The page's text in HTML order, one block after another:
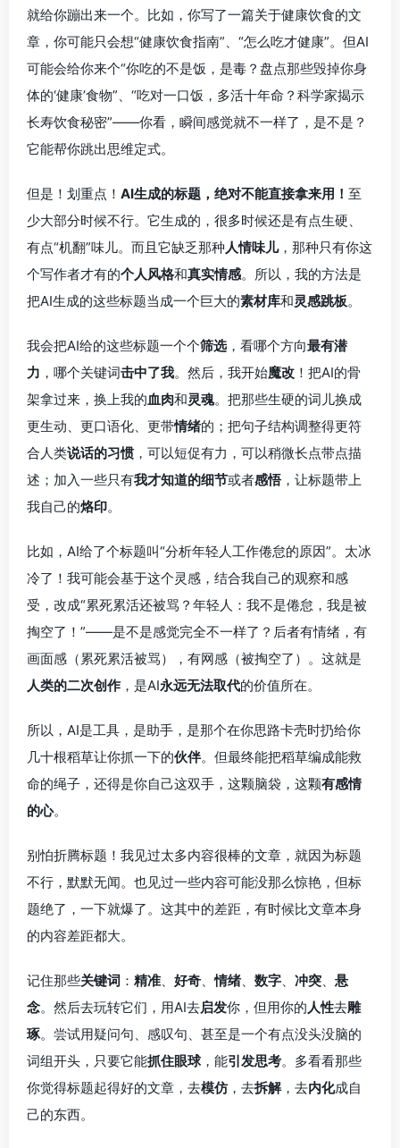
就给你蹦出来一个。比如，你写了一篇关于健康饮食的文
章，你可能只会想“健康饮食指南”、“怎么吃才健康”。但AI
可能会给你来个“你吃的不是饭，是毒？盘点那些毁掉你身
体的‘健康’食物”、“吃对一口饭，多活十年命？科学家揭示
长寿饮食秘密”——你看，瞬间感觉就不一样了，是不是？
它能帮你跳出思维定式。
但是！划重点！ AI生成的标题，绝对不能直接拿来用！ 至
少大部分时候不行。它生成的，很多时候还是有点生硬、
有点“机翻”味儿。而且它缺乏那种 人情味儿，那种只有你这
个写作者才有的个人风格和真实情感。所以，我的方法是
把AI生成的这些标题当成一个巨大的素材库和灵感跳板。
我会把AI给的这些标题一个个筛选，看哪个方向最有潜
力 ，哪个关键词击中了我。然后，我开始魔改 ！把AI的骨
架拿过来，换上我的血肉和灵魂。把那些生硬的词儿换成
更生动、更口语化、更带情绪的；把句子结构调整得更符
合人类说话的习惯，可以短促有力，可以稍微长点带点描
述；加入一些只有我才知道的细节或者感悟，让标题带上
我自己的烙印。
比如，AI给了个标题叫“分析年轻人工作倦怠的原因”。太冰
冷了！我可能会基于这个灵感，结合我自己的观察和感
受，改成“累死累活还被骂？年轻人：我不是倦怠，我是被
掏空了！”——是不是感觉完全不一样了？后者有情绪，有
画面感（累死累活被骂），有网感（被掏空了）。这就是
人类的二次创作 ，是AI永远无法取代的价值所在。
所以，AI是工具，是助手，是那个在你思路卡壳时扔给你
几十根稻草让你抓一下的伙伴。但最终能把稻草编成能救
命的绳子，还得是你自己这双手，这颗脑袋，这颗有感情
的心。
别怕折腾标题！我见过太多内容很棒的文章，就因为标题
不行，默默无闻。也见过一些内容可能没那么惊艳，但标
题绝了，一下就爆了。这其中的差距，有时候比文章本身
的内容差距都大。
记住那些关键词 ： 精准 好奇 、情绪 数字 冲突
悬
念。然后去玩转它们，用AI去启发你，但用你的 人性去雕
琢。尝试用疑问句、感叹句、甚至是一个有点没头没脑的
词组开头，只要它能抓住眼球 ，能引发思考。多看看那些
你觉得标题起得好的文章，去模仿 ，去拆解，去内化成自
己的东西。